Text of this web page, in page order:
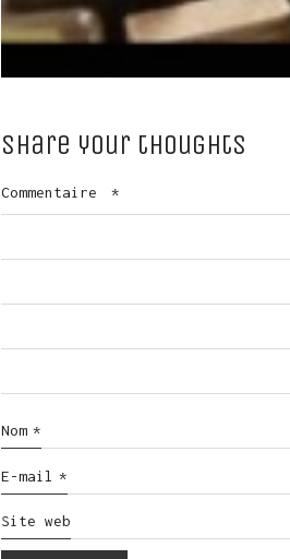
Share your thoughts
Commentaire *
Nom *
E-mail *
Site web